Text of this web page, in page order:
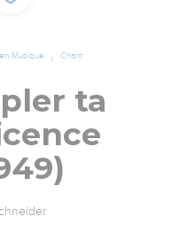
Musique Chant
ta